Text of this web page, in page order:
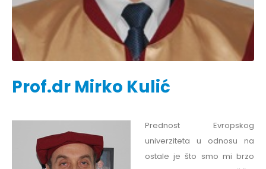
Prof.dr Mirko Kulić
Prednost Evropskog
univerziteta u odnosu na
ostale je što smo mi brzo